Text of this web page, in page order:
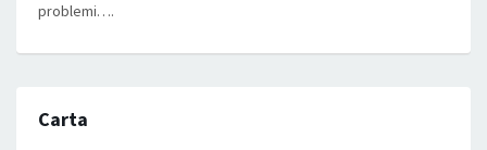
problemi….
Carta